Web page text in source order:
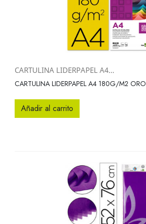
CARTULINA LIDERPAPEL A4...
CARTULINA LIDERPAPEL A4 180G/M2 ORO
Añadir al carrito